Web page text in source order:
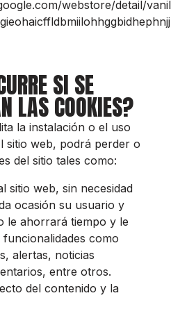
webstore/detail/
SI SE
LAS COOKIES?
la instalación o el uso
sitio web, podrá perder o
del sitio tales como:
sitio web, sin necesidad
ocasión su usuario y
le ahorrará tiempo y le
como
alertas, noticias
entre otros.
del contenido y la